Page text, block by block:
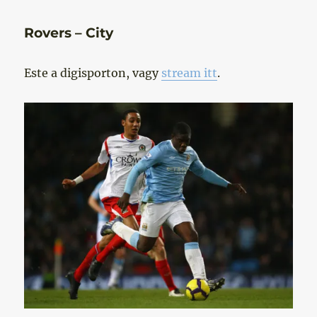
Rovers – City
Este a digisporton, vagy stream itt.